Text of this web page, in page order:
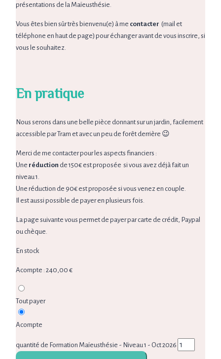
présentations de la Maïeusthésie.
Vous êtes bien sûr très bienvenu(e) à me contacter (mail et
téléphone en haut de page) pour échanger avant de vous inscrire, si
vous le souhaitez.
En pratique
Nous serons dans une belle pièce donnant sur un jardin, facilement
accessible par Tram et avec un peu de forêt derrière 😉
Merci de me contacter pour les aspects financiers :
Une réduction de 150€ est proposée si vous avez déjà fait un
niveau 1.
Une réduction de 90€ est proposée si vous venez en couple.
Il est aussi possible de payer en plusieurs fois.
La page suivante vous permet de payer par carte de crédit, Paypal
ou chèque.
En stock
Acompte : 240,00 €
Tout payer
Acompte
quantité de Formation Maïeusthésie - Niveau 1 - Oct 2026